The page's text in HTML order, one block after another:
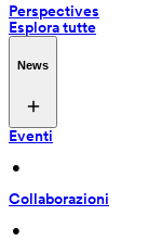
Perspectives
Esplora tutte
News
Eventi
•
Collaborazioni
•